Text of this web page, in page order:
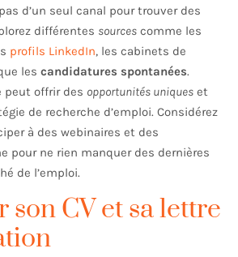
d’un seul canal pour trouver des
différentes sources comme les
profils LinkedIn, les cabinets de
les candidatures spontanées.
peut offrir des opportunités uniques et
de recherche d’emploi. Considérez
à des webinaires et des
pour ne rien manquer des dernières
de l’emploi.
son CV et sa lettre